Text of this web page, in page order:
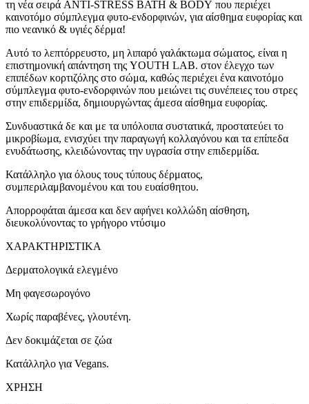
τη νέα σειρά ANTI-STRESS BATH & BODY που περιέχει
καινοτόμο σύμπλεγμα φυτο-ενδορφινών, για αίσθημα ευφορίας και
πιο νεανικό & υγιές δέρμα!
Αυτό το λεπτόρρευστο, μη λιπαρό γαλάκτωμα σώματος, είναι η
επιστημονική απάντηση της YOUTH LAB. στον έλεγχο των
επιπέδων κορτιζόλης στο σώμα, καθώς περιέχει ένα καινοτόμο
σύμπλεγμα φυτο-ενδορφινών που μειώνει τις συνέπειες του στρες
στην επιδερμίδα, δημιουργώντας άμεσα αίσθημα ευφορίας.
Συνδυαστικά δε και με τα υπόλοιπα συστατικά, προστατεύει το
μικροβίωμα, ενισχύει την παραγωγή κολλαγόνου και τα επίπεδα
ενυδάτωσης, κλειδώνοντας την υγρασία στην επιδερμίδα.
Κατάλληλο για όλους τους τύπους δέρματος,
συμπεριλαμβανομένου και του ευαίσθητου.
Απορροφάται άμεσα και δεν αφήνει κολλώδη αίσθηση,
διευκολύνοντας το γρήγορο ντύσιμο
ΧΑΡΑΚΤΗΡΙΣΤΙΚΑ
Δερματολογικά ελεγμένο
Μη φαγεσωρογόνο
Χωρίς παραβένες, γλουτένη.
Δεν δοκιμάζεται σε ζώα
Κατάλληλο για Vegans.
ΧΡΗΣΗ